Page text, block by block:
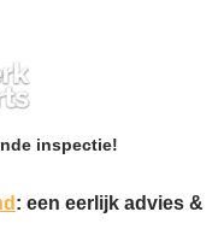
inspectie!
: een eerlijk advies &